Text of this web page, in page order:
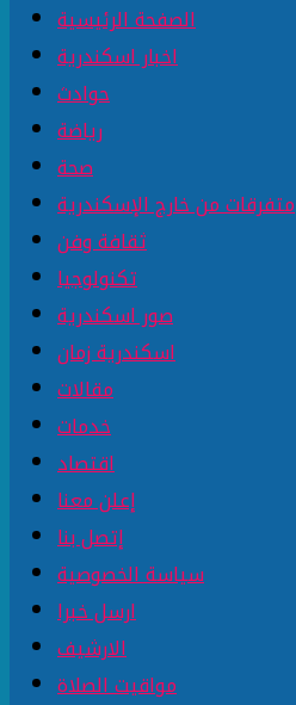
الصفحة الرئيسية
اخبار اسكندرية
حوادث
رياضة
صحة
متفرقات من خارج الإسكندرية
ثقافة وفن
تكنولوجيا
صور اسكندرية
اسكندرية زمان
مقالات
خدمات
اقتصاد
إعلن معنا
إتصل بنا
سياسة الخصوصية
ارسل خبرا
الارشيف
مواقيت الصلاة